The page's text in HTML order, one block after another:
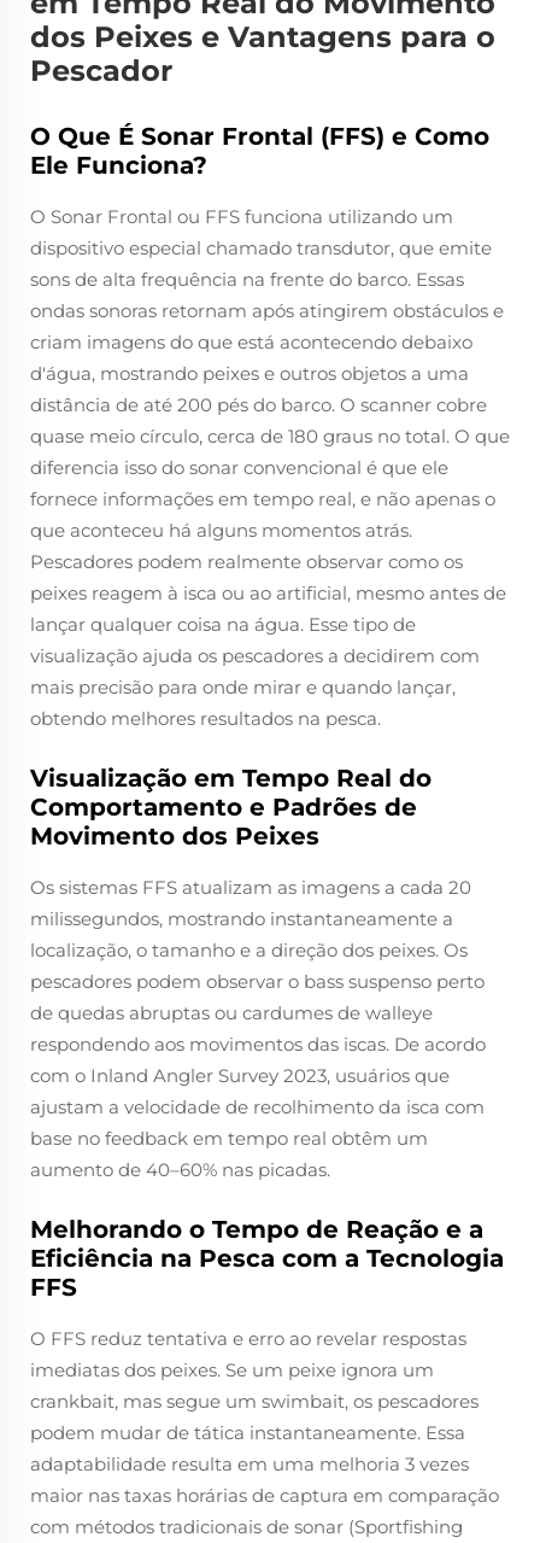
dos Peixes e Vantagens para o
Pescador
O Que É Sonar Frontal (FFS) e Como
Ele Funciona?
O Sonar Frontal ou FFS funciona utilizando um
dispositivo especial chamado transdutor, que emite
sons de alta frequência na frente do barco. Essas
ondas sonoras retornam após atingirem obstáculos e
criam imagens do que está acontecendo debaixo
d'água, mostrando peixes e outros objetos a uma
distância de até 200 pés do barco. O scanner cobre
quase meio círculo, cerca de 180 graus no total. O que
diferencia isso do sonar convencional é que ele
fornece informações em tempo real, e não apenas o
que aconteceu há alguns momentos atrás.
Pescadores podem realmente observar como os
peixes reagem à isca ou ao artificial, mesmo antes de
lançar qualquer coisa na água. Esse tipo de
visualização ajuda os pescadores a decidirem com
mais precisão para onde mirar e quando lançar,
obtendo melhores resultados na pesca.
Visualização em Tempo Real do
Comportamento e Padrões de
Movimento dos Peixes
Os sistemas FFS atualizam as imagens a cada 20
milissegundos, mostrando instantaneamente a
localização, o tamanho e a direção dos peixes. Os
pescadores podem observar o bass suspenso perto
de quedas abruptas ou cardumes de walleye
respondendo aos movimentos das iscas. De acordo
com o Inland Angler Survey 2023, usuários que
ajustam a velocidade de recolhimento da isca com
base no feedback em tempo real obtêm um
aumento de 40–60% nas picadas.
Melhorando o Tempo de Reação e a
Eficiência na Pesca com a Tecnologia
FFS
O FFS reduz tentativa e erro ao revelar respostas
imediatas dos peixes. Se um peixe ignora um
crankbait, mas segue um swimbait, os pescadores
podem mudar de tática instantaneamente. Essa
adaptabilidade resulta em uma melhoria 3 vezes
maior nas taxas horárias de captura em comparação
com métodos tradicionais de sonar (Sportfishing